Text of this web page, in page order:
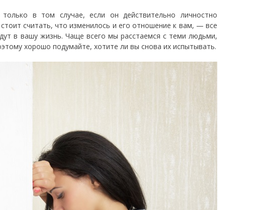
в том случае, если он действительно личностно
считать, что изменилось и его отношение к вам, — все
в вашу жизнь. Чаще всего мы расстаемся с теми людьми,
хорошо подумайте, хотите ли вы снова их испытывать.